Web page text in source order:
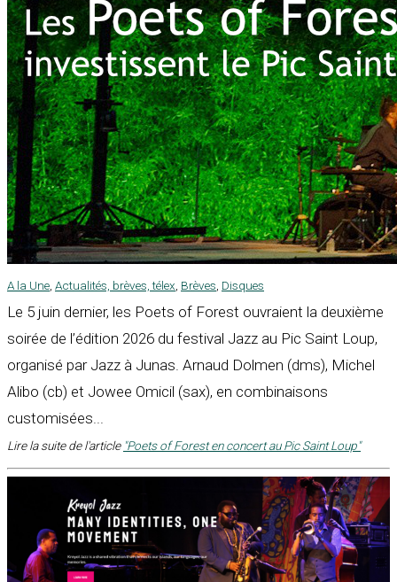
A la Une Actualités, brèves, télex Brèves Disques
Le 5 juin dernier, les Poets of Forest ouvraient la deuxième
soirée de l’édition 2026 du festival Jazz au Pic Saint Loup,
organisé par Jazz à Junas. Arnaud Dolmen (dms), Michel
Alibo (cb) et Jowee Omicil (sax), en combinaisons
customisées...
Lire la suite de l'article "Poets of Forest en concert au Pic Saint Loup"